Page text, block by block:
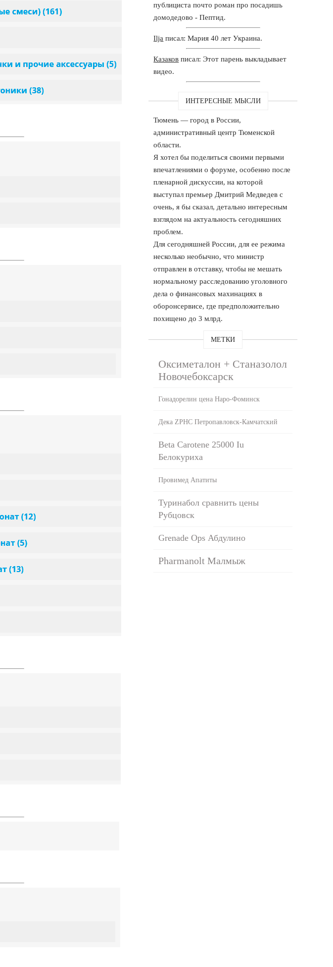
публициста почто роман про посадишь
домодедово - Пептид.
Ilja писал: Мария 40 лет Украина.
Казаков писал: Этот парень выкладывает
видео.
ИНТЕРЕСНЫЕ МЫСЛИ
Тюмень — город в России,
административный центр Тюменской
области.
Я хотел бы поделиться своими первыми
впечатлениями о форуме, особенно после
пленарной дискуссии, на которой
выступал премьер Дмитрий Медведев с
очень, я бы сказал, детально интересным
взглядом на актуальность сегодняшних
проблем.
Для сегодняшней России, для ее режима
несколько необычно, что министр
отправлен в отставку, чтобы не мешать
нормальному расследованию уголовного
дела о финансовых махинациях в
оборонсервисе, где предположительно
похищено до 3 млрд.
МЕТКИ
Оксиметалон + Станазолол
Новочебоксарск
Гонадорелин цена Наро-Фоминск
Дека ZPHC Петропавловск-Камчатский
Beta Carotene 25000 Iu
Белокуриха
Провимед Апатиты
Туринабол сравнить цены
Рубцовск
Grenade Ops Абдулино
Pharmanolt Малмыж